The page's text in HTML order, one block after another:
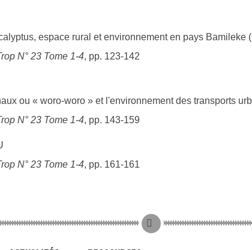
espace rural et environnement en pays Bamileke
N° 23 Tome 1-4, pp. 123-142
ou « woro-woro » et l'environnement des transports
N° 23 Tome 1-4, pp. 143-159
N° 23 Tome 1-4, pp. 161-161